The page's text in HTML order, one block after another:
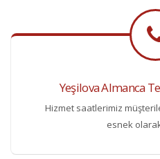
Yeşilova Almanca
Hizmet saatlerimiz
esnek